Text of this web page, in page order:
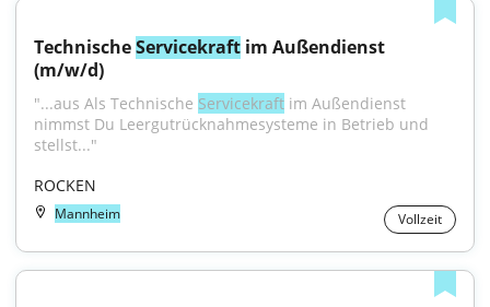
Technische Servicekraft im Außendienst
(m/w/d)
"...aus Als Technische Servicekraft im Außendienst
nimmst Du Leergutrücknahmesysteme in Betrieb und
stellst..."
ROCKEN
Mannheim Vollzeit